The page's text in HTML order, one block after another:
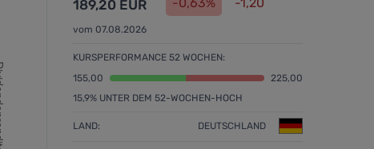
189,20 EUR -0,63% -1,20
vom 07.08.2026
KURSPERFORMANCE 52 WOCHEN:
155,00
225,00
15,9% UNTER DEM 52-WOCHEN-HOCH
LAND: DEUTSCHLAND